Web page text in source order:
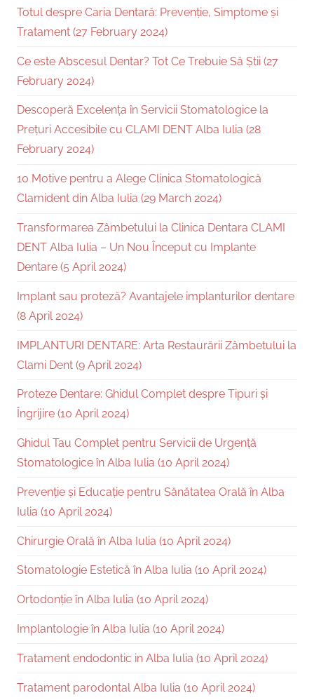
Totul despre Caria Dentară: Prevenție, Simptome și
Tratament (27 February 2024)
Ce este Abscesul Dentar? Tot Ce Trebuie Să Știi (27
February 2024)
Descoperă Excelența în Servicii Stomatologice la
Prețuri Accesibile cu CLAMI DENT Alba Iulia (28
February 2024)
10 Motive pentru a Alege Clinica Stomatologică
Clamident din Alba Iulia (29 March 2024)
Transformarea Zâmbetului la Clinica Dentara CLAMI
DENT Alba Iulia – Un Nou Început cu Implante
Dentare (5 April 2024)
Implant sau proteză? Avantajele implanturilor dentare
(8 April 2024)
IMPLANTURI DENTARE: Arta Restaurării Zâmbetului la
Clami Dent (9 April 2024)
Proteze Dentare: Ghidul Complet despre Tipuri și
Îngrijire (10 April 2024)
Ghidul Tau Complet pentru Servicii de Urgență
Stomatologice în Alba Iulia (10 April 2024)
Prevenție și Educație pentru Sănătatea Orală în Alba
Iulia (10 April 2024)
Chirurgie Orală în Alba Iulia (10 April 2024)
Stomatologie Estetică în Alba Iulia (10 April 2024)
Ortodonție în Alba Iulia (10 April 2024)
Implantologie în Alba Iulia (10 April 2024)
Tratament endodontic in Alba Iulia (10 April 2024)
Tratament parodontal Alba Iulia (10 April 2024)